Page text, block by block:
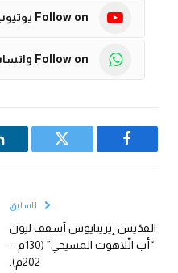
Follow on يوتيوب
Follow on واتساب
فيسبوك تويتر
السابق
القدّيس إيرينايوس أسقف ليون
“أب الّلاهوت المسيحي” (130م –
202م).